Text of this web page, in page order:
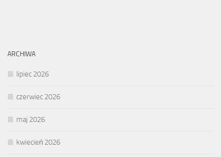
ARCHIWA
lipiec 2026
czerwiec 2026
maj 2026
kwiecień 2026